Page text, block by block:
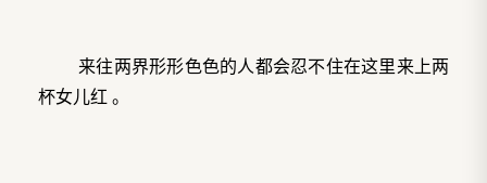
来往两界形形色色的人都会忍不住在这里来上两
杯女儿红 。